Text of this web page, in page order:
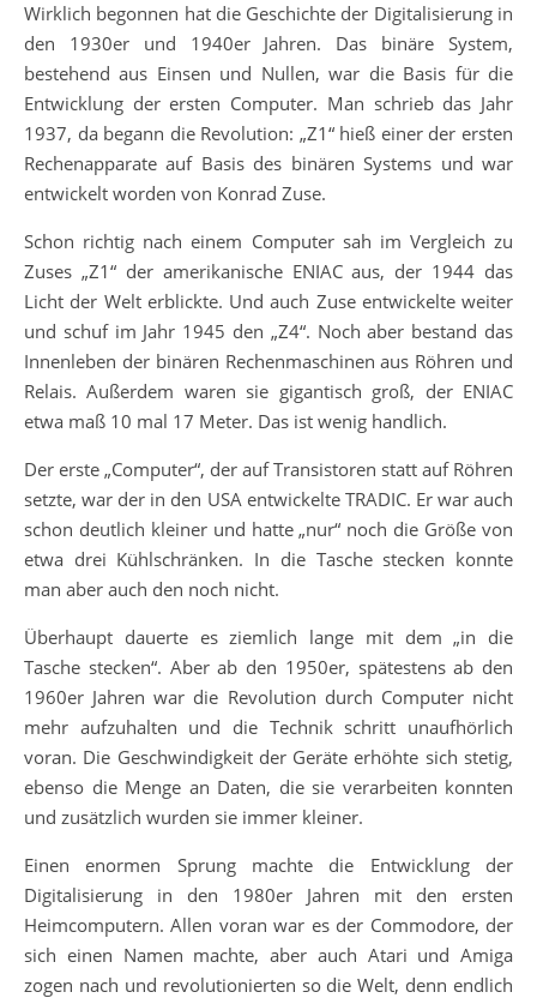
Wirklich begonnen hat die Geschichte der Digitalisierung in
den 1930er und 1940er Jahren. Das binäre System,
bestehend aus Einsen und Nullen, war die Basis für die
Entwicklung der ersten Computer. Man schrieb das Jahr
1937, da begann die Revolution: „Z1“ hieß einer der ersten
Rechenapparate auf Basis des binären Systems und war
entwickelt worden von Konrad Zuse.
Schon richtig nach einem Computer sah im Vergleich zu
Zuses „Z1“ der amerikanische ENIAC aus, der 1944 das
Licht der Welt erblickte. Und auch Zuse entwickelte weiter
und schuf im Jahr 1945 den „Z4“. Noch aber bestand das
Innenleben der binären Rechenmaschinen aus Röhren und
Relais. Außerdem waren sie gigantisch groß, der ENIAC
etwa maß 10 mal 17 Meter. Das ist wenig handlich.
Der erste „Computer“, der auf Transistoren statt auf Röhren
setzte, war der in den USA entwickelte TRADIC. Er war auch
schon deutlich kleiner und hatte „nur“ noch die Größe von
etwa drei Kühlschränken. In die Tasche stecken konnte
man aber auch den noch nicht.
Überhaupt dauerte es ziemlich lange mit dem „in die
Tasche stecken“. Aber ab den 1950er, spätestens ab den
1960er Jahren war die Revolution durch Computer nicht
mehr aufzuhalten und die Technik schritt unaufhörlich
voran. Die Geschwindigkeit der Geräte erhöhte sich stetig,
ebenso die Menge an Daten, die sie verarbeiten konnten
und zusätzlich wurden sie immer kleiner.
Einen enormen Sprung machte die Entwicklung der
Digitalisierung in den 1980er Jahren mit den ersten
Heimcomputern. Allen voran war es der Commodore, der
sich einen Namen machte, aber auch Atari und Amiga
zogen nach und revolutionierten so die Welt, denn endlich